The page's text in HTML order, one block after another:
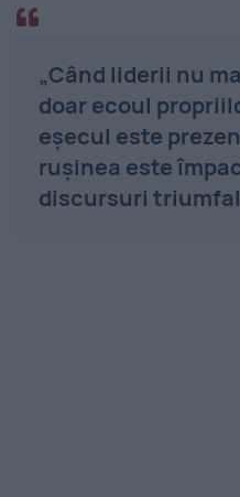
„Când liderii nu
doar ecoul
eșecul este
rușinea este
discursuri